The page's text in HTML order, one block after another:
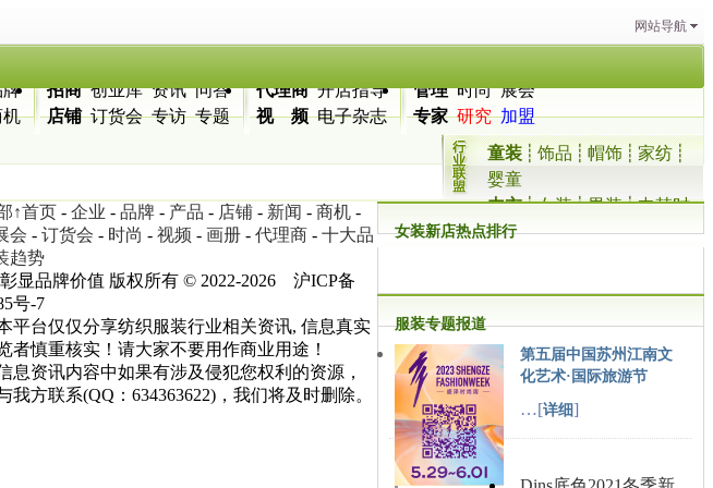
网站导航
牌
机
招商 创业库 资讯 问答
店铺 订货会 专访 专题
代理商 开店指导
视 频 电子杂志
管理 时尚 展会
专家 研究 加盟
童装 ┊ 饰品 ┊ 帽饰 ┊ 家纺 ┊
婴童
内衣┊女装┊男装┊中韩时
尚网
女装新店热点排行
服装专题报道
第五届中国苏州江南文
化艺术·国际旅游节
…[详细]
↑首页 - 企业 - 品牌 - 产品 - 店铺 - 新闻 - 商机 -
会 - 订货会 - 时尚 - 视频 - 画册 - 代理商 - 十大品
趋势
显品牌价值 版权所有 © 2022-2026 沪ICP备
号-7
平台仅仅分享纺织服装行业相关资讯, 信息真实
者慎重核实！请大家不要用作商业用途！
息资讯内容中如果有涉及侵犯您权利的资源，
我方联系(QQ：634363622)，我们将及时删除。